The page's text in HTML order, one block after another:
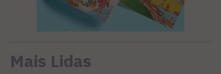
Mais Lidas